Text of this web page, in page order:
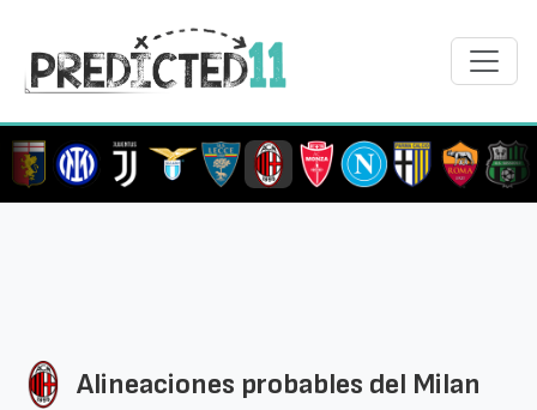
Alineaciones probables del Milan